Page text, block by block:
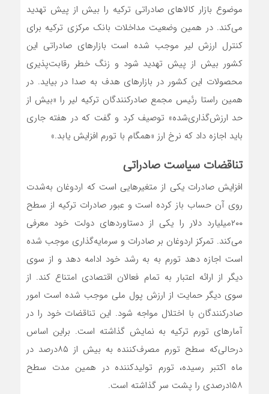
موضوع بازار کالاهای صادراتی ترکیه را بیش از پیش تهدید
می‌‌کند. در همین وضعیت مداخلات بانک مرکزی ترکیه برای
کنترل ارزش لیر موجب شده است بازارهای صادراتی این
کشور بیش از پیش تهدید شود و زنگ خطر رقابت‌پذیری
محصولات این کشور در بازارهای هدف به صدا در بیاید. در
همین راستا رئیس مجمع صادرکنندگان ترکیه لیر را «بیش از
حد ارزش‌گذاری‌شده» توصیف کرد و گفت که در هفته جاری
باید اجازه داد که نرخ ارز «همگام با تورم افزایش یابد.»
تناقضات سیاست صادراتی
افزایش صادرات یکی از متغیرهایی است که اردوغان به‌شدت
روی آن حساب باز کرده است و عبور صادرات ترکیه از سطح
۲۰۰میلیارد دلار را یکی از دستاوردهای دولت خود معرفی
می‌‌کند. تمرکز اردوغان بر صادرات و سرمایه‌‌گذاری موجب شده
است اجازه دهد تورم به به رشد خود ادامه دهد و از سوی
دیگر از ارائه اعتبار به تمام فعالان اقتصادی امتناع کند. از
سوی دیگر حمایت از ارزش پول ملی موجب شده است امور
صادرکنندگان با اختلال مواجه شود. این تناقضات خود را در
آمارهای تورم ترکیه به نمایش گذاشته است. براین اساس
درحالی‌که سطح تورم مصرف‌کننده به بیش از ۸۵درصد در
ماه اکتبر رسیده، تورم تولیدکننده در همین مدت سطح
۱۵۸درصدی را پشت سر گذاشته است.